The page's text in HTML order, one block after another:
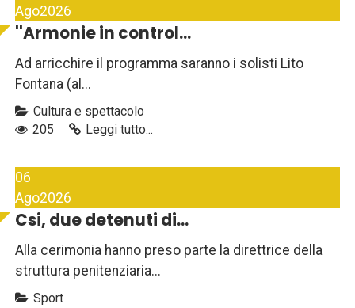
Ago2026
''Armonie in control...
Ad arricchire il programma saranno i solisti Lito
Fontana (al...
Cultura e spettacolo
205
Leggi tutto...
06
Ago2026
Csi, due detenuti di...
Alla cerimonia hanno preso parte la direttrice della
struttura penitenziaria...
Sport